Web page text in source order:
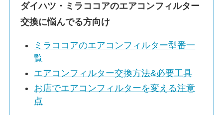
ダイハツ・ ミラココアのエアコンフィルター
交換に悩んでる方向け
ミラココアのエアコンフィルター型番一
覧
エアコンフィルター交換方法&必要工具
お店でエアコンフィルターを変える注意
点